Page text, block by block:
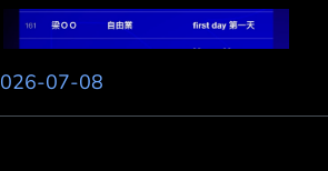
07-08